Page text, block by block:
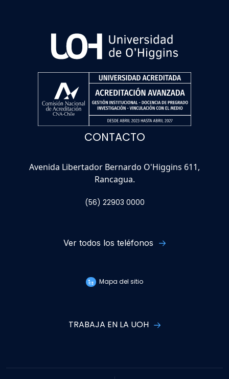
CONTACTO
Avenida Libertador Bernardo O'Higgins 611,
Rancagua.
(56) 22903 0000
Ver todos los teléfonos
Mapa del sitio
TRABAJA EN LA UOH